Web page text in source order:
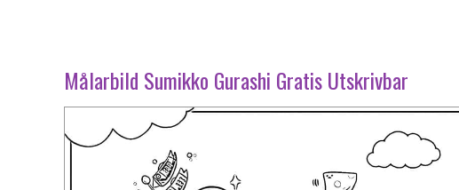
Målarbild Sumikko Gurashi Gratis Utskrivbar